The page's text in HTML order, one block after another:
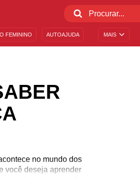
MAIS
FEMININO AUTOAJUDA
no mundo dos
você deseja aprender
por dentro da trajetória